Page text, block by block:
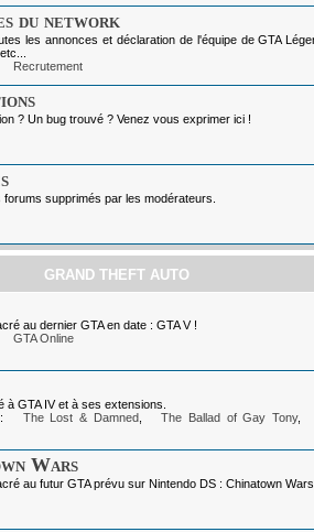
du network
les annonces et déclaration de l'équipe de GTA
Recrutement
? Un bug trouvé ? Venez vous exprimer ici !
supprimés par les modérateurs.
GRAND THEFT AUTO
au dernier GTA en date : GTA V !
GTA Online
à GTA IV et à ses extensions.
The Lost & Damned, The Ballad of Gay Tony,
Wars
au futur GTA prévu sur Nintendo DS : Chinatown Wars